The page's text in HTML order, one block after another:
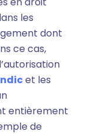
les
dont
ce cas,
et les
entièrement
de